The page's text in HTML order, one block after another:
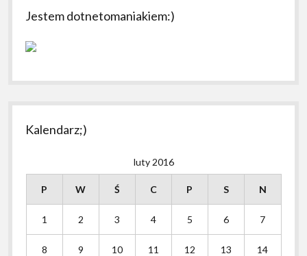
Jestem dotnetomaniakiem:)
Kalendarz;)
luty 2016
P W Ś C P S N
1 2 3 4 5 6 7
8 9 10 11 12 13 14